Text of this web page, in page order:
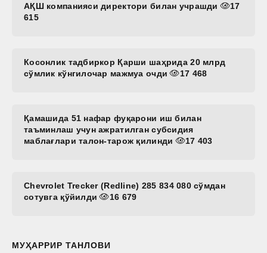
АҚШ компанияси директори билан учрашди
17
615
Косонлик тадбиркор Қарши шаҳрида 20 млрд
сўмлик кўнгилочар мажмуа очди
17 468
Қамашида 51 нафар фуқарони иш билан
таъминлаш учун ажратилган субсидия
маблағлари талон-тарож қилинди
17 403
Chevrolet Trecker (Redline) 285 834 080 сўмдан
сотувга қўйилди
16 679
МУҲАРРИР ТАНЛОВИ